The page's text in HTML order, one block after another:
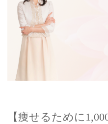
【痩せるために